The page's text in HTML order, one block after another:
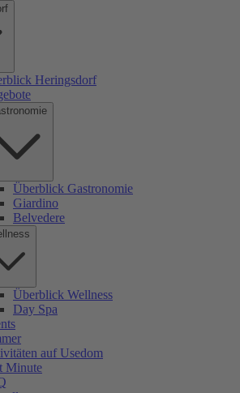
Heringsdorf
Überblick Gastronomie
Giardino
Belvedere
Überblick Wellness
Day Spa
auf Usedom
Minute